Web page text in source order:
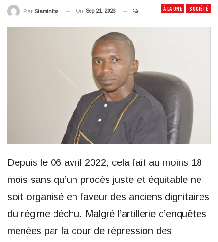
À LA UNE SOCIÉTÉ
Par Siaminfos On Sep 21, 2023
Depuis le 06 avril 2022, cela fait au moins 18
mois sans qu’un procès juste et équitable ne
soit organisé en faveur des anciens dignitaires
du régime déchu. Malgré l’artillerie d’enquêtes
menées par la cour de répression des